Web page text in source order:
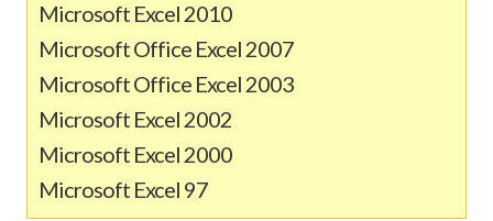
Microsoft Excel 2010
Microsoft Office Excel 2007
Microsoft Office Excel 2003
Microsoft Excel 2002
Microsoft Excel 2000
Microsoft Excel 97